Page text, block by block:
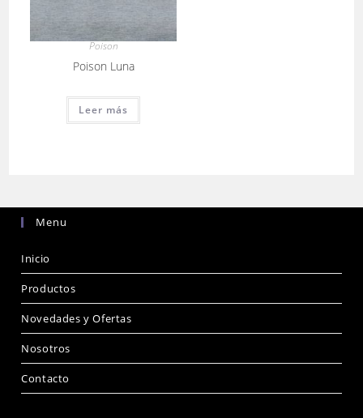
Poison
Poison Luna
Leer más
Menu
Inicio
Productos
Novedades y Ofertas
Nosotros
Contacto